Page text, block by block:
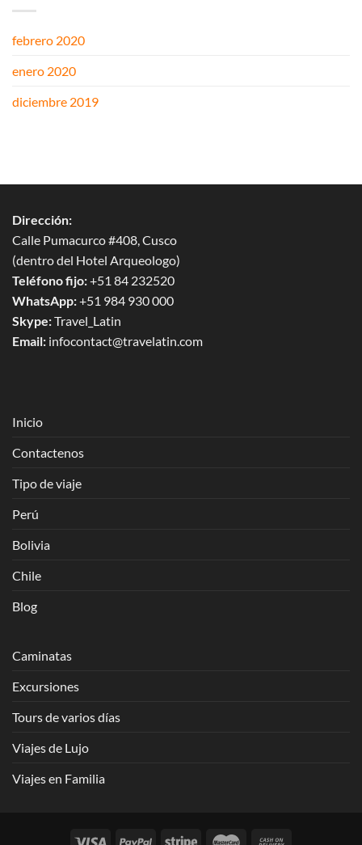
febrero 2020
enero 2020
diciembre 2019
Dirección:
Calle Pumacurco #408, Cusco
(dentro del Hotel Arqueologo)
Teléfono fijo:+51 84 232520
WhatsApp:+51 984 930 000
Skype:Travel_Latin
Email: infocontact@travelatin.com
Inicio
Contactenos
Tipo de viaje
Perú
Bolivia
Chile
Blog
Caminatas
Excursiones
Tours de varios días
Viajes de Lujo
Viajes en Familia